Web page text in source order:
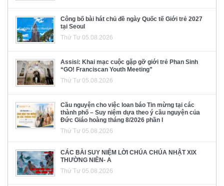
Công bố bài hát chủ đề ngày Quốc tế Giới trẻ 2027
tại Seoul
Thứ Tư 05.08.2026
Assisi: Khai mạc cuộc gặp gỡ giới trẻ Phan Sinh
“GO! Franciscan Youth Meeting”
Thứ Tư 05.08.2026
Cầu nguyện cho việc loan báo Tin mừng tại các
thành phố – Suy niệm dựa theo ý cầu nguyện của
Đức Giáo hoàng tháng 8/2026 phần I
Thứ Tư 05.08.2026
CÁC BÀI SUY NIỆM LỜI CHÚA CHÚA NHẬT XIX
THƯỜNG NIÊN- A
Thứ Tư 05.08.2026